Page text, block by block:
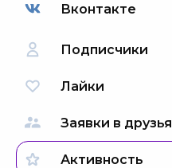
Вконтакте
Подписчики
Лайки
Заявки в друзья
Активность